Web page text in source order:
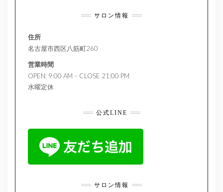
サロン情報
住所
名古屋市西区八筋町260
営業時間
OPEN: 9:00 AM – CLOSE 21:00 PM
水曜定休
公式LINE
サロン情報